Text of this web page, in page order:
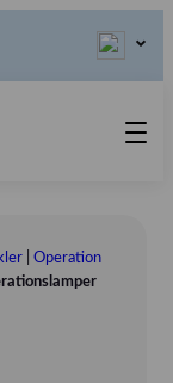
| Operation